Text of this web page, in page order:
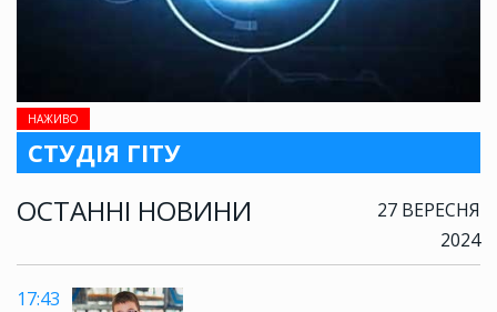
НАЖИВО
СТУДІЯ ГІТУ
ОСТАННІ НОВИНИ
27 ВЕРЕСНЯ
2024
17:43